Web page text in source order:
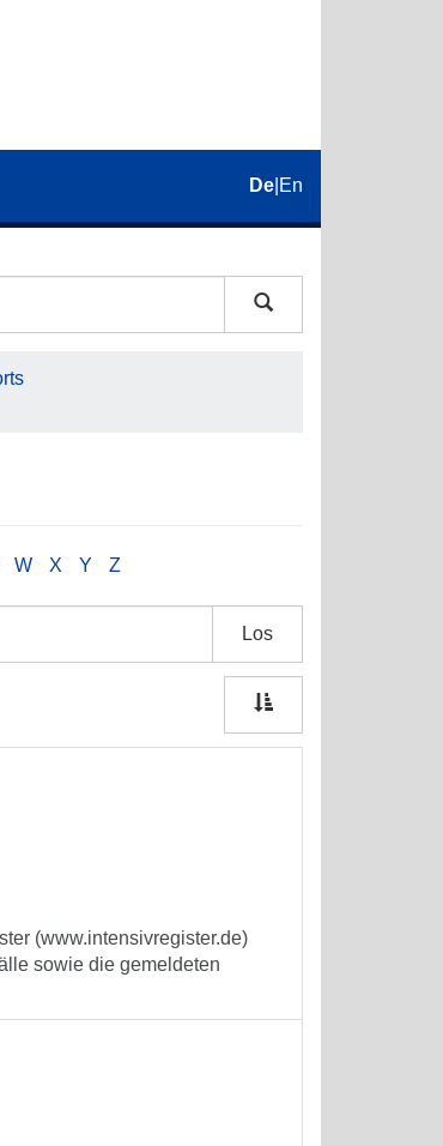
De En
W X Y Z
Los
(www.intensivregister.de)
sowie die gemeldeten